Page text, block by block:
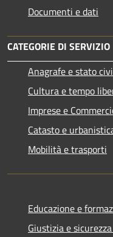
Documenti e dati
CATEGORIE DI SERVIZIO
Anagrafe e stato
Cultura e tempo
Imprese e
Catasto e
Mobilità e trasporti
Educazione e
Giustizia e